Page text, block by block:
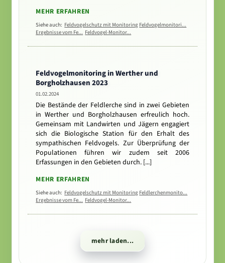
MEHR ERFAHREN
Siehe auch: Feldvogelschutz mit Monitoring Feldvogelmonitori...
Ergebnisse vom Fe... Feldvogel-Monitor...
Feldvogelmonitoring in Werther und
Borgholzhausen 2023
01.02.2024
Die Bestände der Feldlerche sind in zwei Gebieten
in Werther und Borgholzhausen erfreulich hoch.
Gemeinsam mit Landwirten und Jägern engagiert
sich die Biologische Station für den Erhalt des
sympathischen Feldvogels. Zur Überprüfung der
Populationen führen wir zudem seit 2006
Erfassungen in den Gebieten durch. [...]
MEHR ERFAHREN
Siehe auch: Feldvogelschutz mit Monitoring Feldlerchenmonito...
Ergebnisse vom Fe... Feldvogel-Monitor...
mehr laden...